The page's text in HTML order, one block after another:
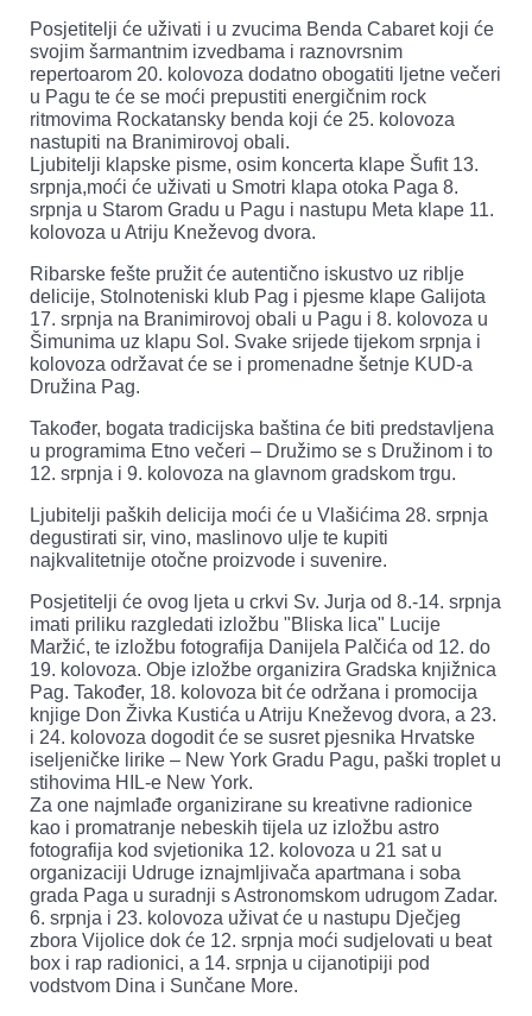
Posjetitelji će uživati i u zvucima Benda Cabaret koji će
svojim šarmantnim izvedbama i raznovrsnim
repertoarom 20. kolovoza dodatno obogatiti ljetne večeri
u Pagu te će se moći prepustiti energičnim rock
ritmovima Rockatansky benda koji će 25. kolovoza
nastupiti na Branimirovoj obali.
Ljubitelji klapske pisme, osim koncerta klape Šufit 13.
srpnja,moći će uživati u Smotri klapa otoka Paga 8.
srpnja u Starom Gradu u Pagu i nastupu Meta klape 11.
kolovoza u Atriju Kneževog dvora.
Ribarske fešte pružit će autentično iskustvo uz riblje
delicije, Stolnoteniski klub Pag i pjesme klape Galijota
17. srpnja na Branimirovoj obali u Pagu i 8. kolovoza u
Šimunima uz klapu Sol. Svake srijede tijekom srpnja i
kolovoza održavat će se i promenadne šetnje KUD-a
Družina Pag.
Također, bogata tradicijska baština će biti predstavljena
u programima Etno večeri – Družimo se s Družinom i to
12. srpnja i 9. kolovoza na glavnom gradskom trgu.
Ljubitelji paških delicija moći će u Vlašićima 28. srpnja
degustirati sir, vino, maslinovo ulje te kupiti
najkvalitetnije otočne proizvode i suvenire.
Posjetitelji će ovog ljeta u crkvi Sv. Jurja od 8.-14. srpnja
imati priliku razgledati izložbu "Bliska lica" Lucije
Maržić, te izložbu fotografija Danijela Palčića od 12. do
19. kolovoza. Obje izložbe organizira Gradska knjižnica
Pag. Također, 18. kolovoza bit će održana i promocija
knjige Don Živka Kustića u Atriju Kneževog dvora, a 23.
i 24. kolovoza dogodit će se susret pjesnika Hrvatske
iseljeničke lirike – New York Gradu Pagu, paški troplet u
stihovima HIL-e New York.
Za one najmlađe organizirane su kreativne radionice
kao i promatranje nebeskih tijela uz izložbu astro
fotografija kod svjetionika 12. kolovoza u 21 sat u
organizaciji Udruge iznajmljivača apartmana i soba
grada Paga u suradnji s Astronomskom udrugom Zadar.
6. srpnja i 23. kolovoza uživat će u nastupu Dječjeg
zbora Vijolice dok će 12. srpnja moći sudjelovati u beat
box i rap radionici, a 14. srpnja u cijanotipiji pod
vodstvom Dina i Sunčane More.